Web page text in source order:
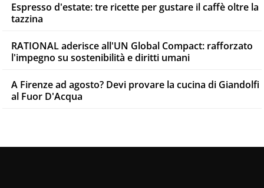
Espresso d'estate: tre ricette per gustare il caffè oltre la
tazzina
RATIONAL aderisce all'UN Global Compact: rafforzato
l'impegno su sostenibilità e diritti umani
A Firenze ad agosto? Devi provare la cucina di Giandolfi
al Fuor D'Acqua